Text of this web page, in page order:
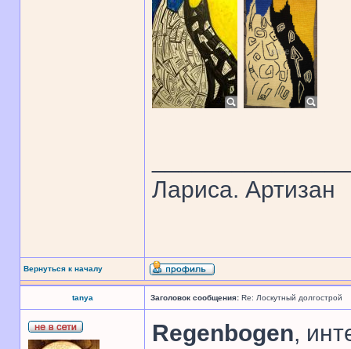
Лариса. Артизан
Вернуться к началу
tanya Заголовок сообщения: Re: Лоскутный долгострой
Regenbogen,